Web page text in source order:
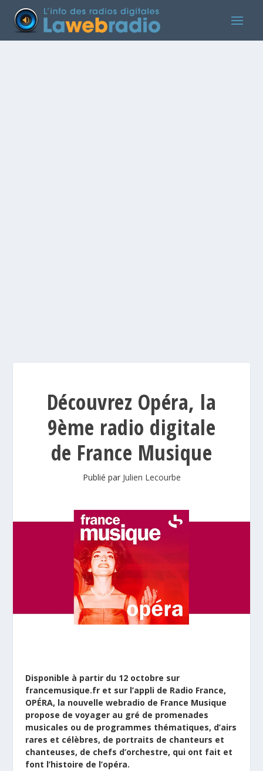
Découvrez Opéra, la
9ème radio digitale
de France Musique
Publié par Julien Lecourbe
Disponible à partir du 12 octobre sur
francemusique.fr et sur l’appli de Radio France,
OPÉRA, la nouvelle webradio de France Musique
propose de voyager au gré de promenades
musicales ou de programmes thématiques, d’airs
rares et célèbres, de portraits de chanteurs et
chanteuses, de chefs d’orchestre, qui ont fait et
font l’histoire de l’opéra.